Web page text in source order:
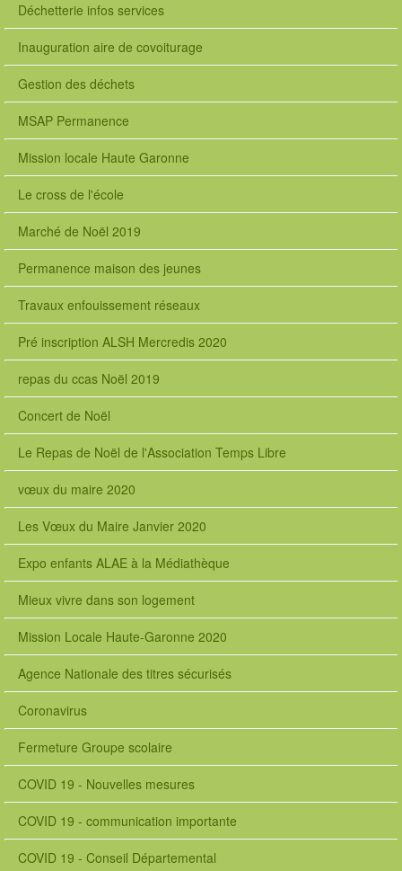
d
4
4
8
5
1
a
7
d
8
-
0
6
1
9
7
4
6
c
a
c
a
b
r
r
u
Déchetterie infos services
Inauguration aire de covoiturage
Gestion des déchets
MSAP Permanence
Mission locale Haute Garonne
Le cross de l'école
Marché de Noël 2019
Permanence maison des jeunes
Travaux enfouissement réseaux
Pré inscription ALSH Mercredis 2020
repas du ccas Noël 2019
Concert de Noël
Le Repas de Noël de l'Association Temps Libre
vœux du maire 2020
Les Vœux du Maire Janvier 2020
Expo enfants ALAE à la Médiathèque
Mieux vivre dans son logement
Mission Locale Haute-Garonne 2020
Agence Nationale des titres sécurisés
Coronavirus
Fermeture Groupe scolaire
COVID 19 - Nouvelles mesures
COVID 19 - communication importante
COVID 19 - Conseil Départemental